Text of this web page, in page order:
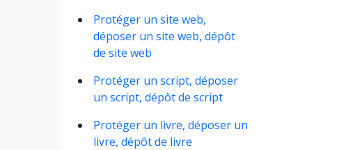
Protéger un site web,
déposer un site web, dépôt
de site web
Protéger un script, déposer
un script, dépôt de script
Protéger un livre, déposer un
livre, dépôt de livre